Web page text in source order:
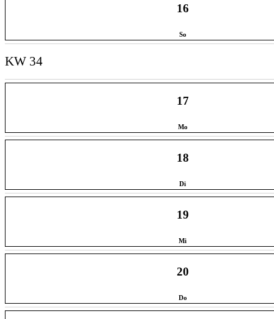
16
So
KW 34
17
Mo
18
Di
19
Mi
20
Do